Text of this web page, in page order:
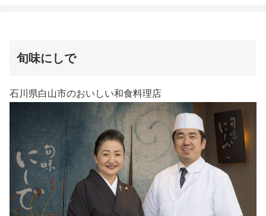
旬味にしで
石川県白山市のおいしい和食料理店